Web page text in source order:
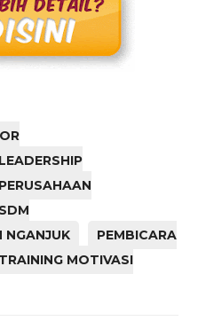
NGANJUK
PEMBICARA
TRAINING MOTIVASI